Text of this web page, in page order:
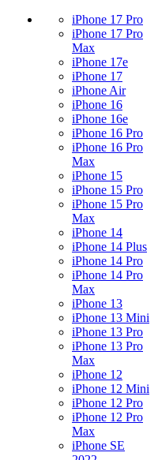
iPhone 17 Pro
iPhone 17 Pro
Max
iPhone 17e
iPhone 17
iPhone Air
iPhone 16
iPhone 16e
iPhone 16 Pro
iPhone 16 Pro
Max
iPhone 15
iPhone 15 Pro
iPhone 15 Pro
Max
iPhone 14
iPhone 14 Plus
iPhone 14 Pro
iPhone 14 Pro
Max
iPhone 13
iPhone 13 Mini
iPhone 13 Pro
iPhone 13 Pro
Max
iPhone 12
iPhone 12 Mini
iPhone 12 Pro
iPhone 12 Pro
Max
iPhone SE